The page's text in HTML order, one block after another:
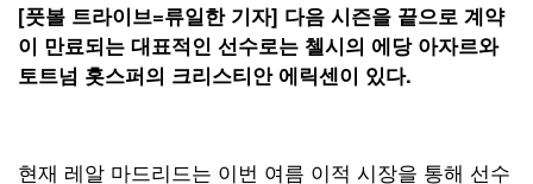
[풋볼 트라이브=류일한 기자] 다음 시즌을 끝으로 계약
이 만료되는 대표적인 선수로는 첼시의 에당 아자르와
토트넘 홋스퍼의 크리스티안 에릭센이 있다.
현재 레알 마드리드는 이번 여름 이적 시장을 통해 선수